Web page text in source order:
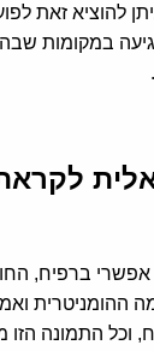
להוציא זאת
במקומות
ברפיח,
ההומניטרית
וכל התמונה